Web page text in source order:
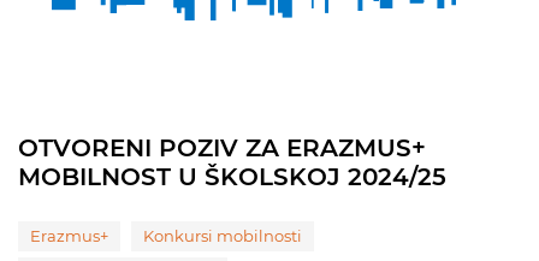
OTVORENI POZIV ZA ERAZMUS+
MOBILNOST U ŠKOLSKOJ 2024/25
Erazmus+
Konkursi mobilnosti